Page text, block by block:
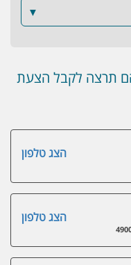
▼
תרצה לקבל הצעת
הצג טלפון
הצג טלפון